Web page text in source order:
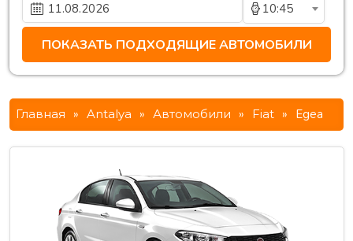
10:45
Главная » Antalya » Автомобили » Fiat » Egea